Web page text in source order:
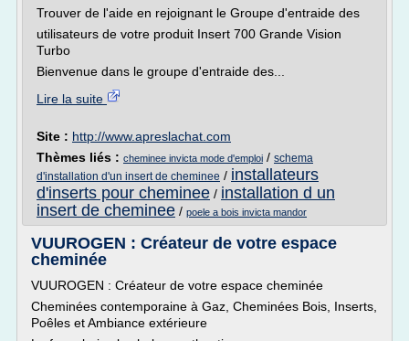
Trouver de l'aide en rejoignant le Groupe d'entraide des
utilisateurs de votre produit Insert 700 Grande Vision
Turbo
Bienvenue dans le groupe d'entraide des...
Lire la suite
Site : http://www.apreslachat.com
Thèmes liés : cheminee invicta mode d'emploi / schema
d'installation d'un insert de cheminee / installateurs
d'inserts pour cheminee / installation d un
insert de cheminee / poele a bois invicta mandor
VUUROGEN : Créateur de votre espace
cheminée
VUUROGEN : Créateur de votre espace cheminée
Cheminées contemporaine à Gaz, Cheminées Bois, Inserts,
Poêles et Ambiance extérieure